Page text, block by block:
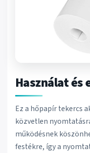
Használat és
Ez a hőpapír tekercs
közvetlen
működésnek
festékre, így a